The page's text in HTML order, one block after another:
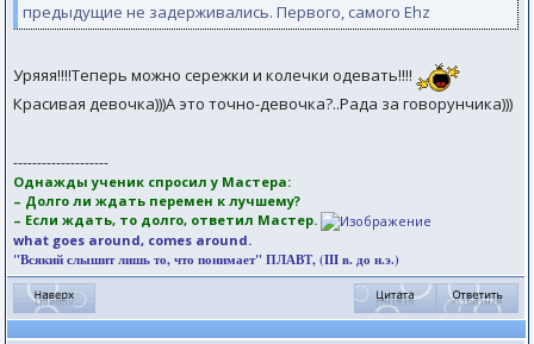
предыдущие не задерживались. Первого, самого Ehz
Уряяя!!!!Теперь можно сережки и колечки одевать!!!!
Красивая девочка)))А это точно-девочка?..Рада за говорунчика)))
--------------------
Однажды ученик спросил у Мастера:
– Долго ли ждать перемен к лучшему?
– Если ждать, то долго, ответил Мастер.
what goes around, comes around.
"Всякий слышит лишь то, что понимает" ПЛАВТ, (III в. до н.э.)